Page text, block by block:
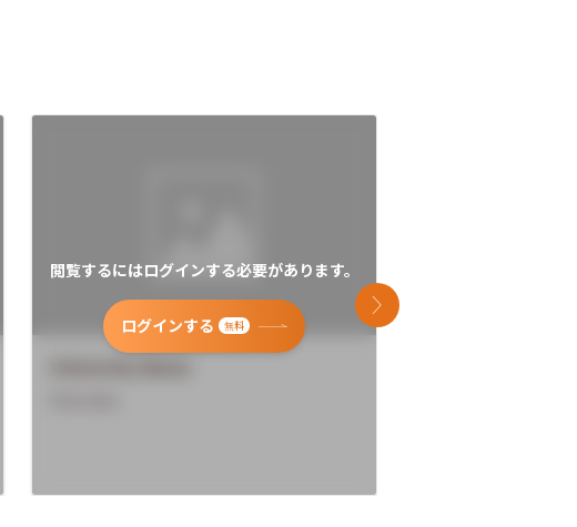
閲覧するにはログインする必要があります。
ログインする 無料
次のスライド